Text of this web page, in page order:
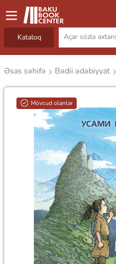
Kataloq
Əsas səhifə Bədii ədəbiyyat
Mövcud olanlar